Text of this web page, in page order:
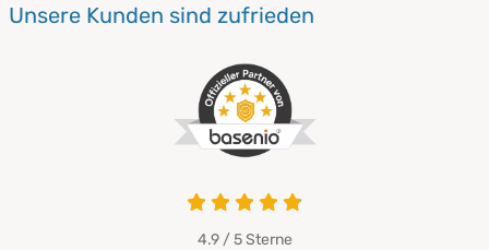
Unsere Kunden sind zufrieden
4.9 von 5
4.9 / 5Sterne